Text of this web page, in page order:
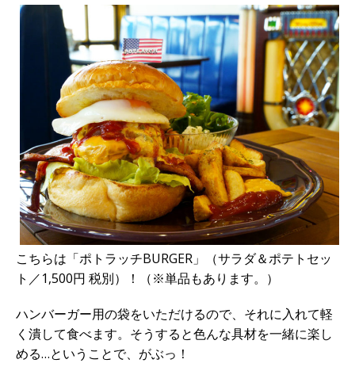
こちらは「ポトラッチBURGER」（サラダ＆ポテトセッ
ト／1,500円 税別）！（※単品もあります。）
ハンバーガー用の袋をいただけるので、それに入れて軽
く潰して食べます。そうすると色んな具材を一緒に楽し
める…ということで、がぶっ！